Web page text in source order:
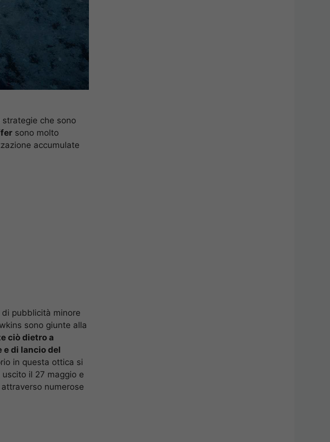
strategie che sono
sono molto
accumulate
pubblicità minore
sono giunte alla
ciò dietro a
e di lancio del
in questa ottica si
il 27 maggio e
numerose